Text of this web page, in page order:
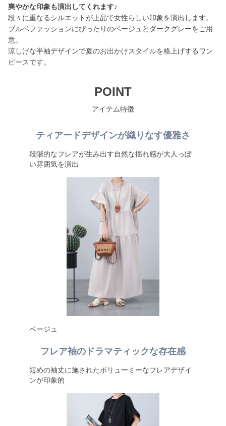
爽やかな印象も演出してくれます♪
段々に重なるシルエットが上品で女性らしい印象を演出します。
ブルベファッションにぴったりのベージュとダークグレーをご用
意。
涼しげな半袖デザインで夏のお出かけスタイルを格上げするワン
ピースです。
POINT
アイテム特徴
ティアードデザインが織りなす優雅さ
段階的なフレアが生み出す自然な揺れ感が大人っぽ
い雰囲気を演出
ベージュ
フレア袖のドラマティックな存在感
短めの袖丈に施されたボリューミーなフレアデザイ
ンが印象的